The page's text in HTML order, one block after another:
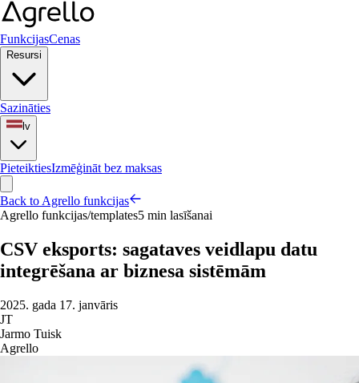
FunkcijasCenas
Resursi
Sazināties
lv
PieteiktiesIzmēģināt bez maksas
Back to Agrello funkcijas
Agrello funkcijas/templates5 min lasīšanai
CSV eksports: sagataves veidlapu datu
integrēšana ar biznesa sistēmām
2025. gada 17. janvāris
JT
Jarmo Tuisk
Agrello